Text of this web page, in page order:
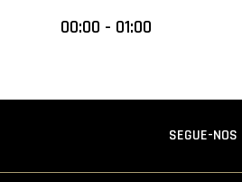
00:00 - 01:00
SEGUE-NOS